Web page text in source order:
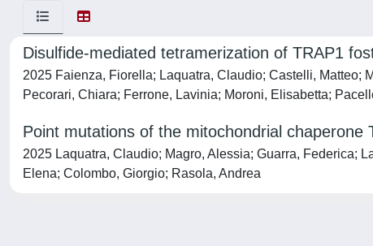
Disulfide-mediated tetramerization of TRAP1
2025 Faienza, Fiorella; Laquatra, Claudio; Castelli, Matteo;
Pecorari, Chiara; Ferrone, Lavinia; Moroni, Elisabetta;
Point mutations of the mitochondrial
2025 Laquatra, Claudio; Magro, Alessia; Guarra, Federica;
Elena; Colombo, Giorgio; Rasola, Andrea